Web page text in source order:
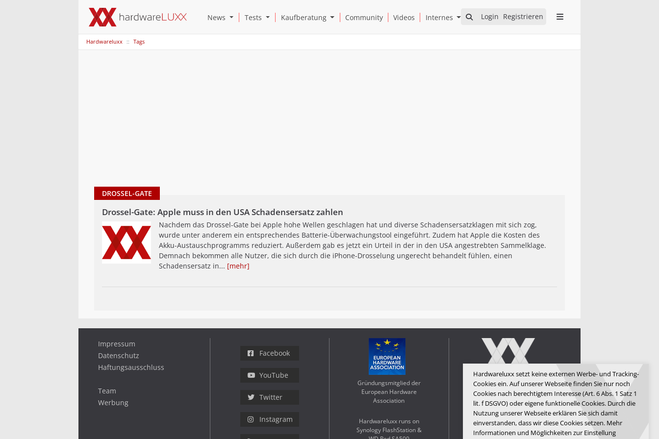
Login Registrieren
News Open News Submenu
Tests Open Tests Submenu
Kaufberatung Open Kaufberatung Submenu
Community Videos Internes Open Internes Submenu
Hardwareluxx Tags
DROSSEL-GATE
Drossel-Gate: Apple muss in den USA Schadensersatz zahlen
Nachdem das Drossel-Gate bei Apple hohe Wellen geschlagen hat und diverse Schadensersatzklagen mit sich zog,
wurde unter anderem ein entsprechendes Batterie-Überwachungstool eingeführt. Zudem hat Apple die Kosten des
Akku-Austauschprogramms reduziert. Außerdem gab es jetzt ein Urteil in der in den USA angestrebten Sammelklage.
Demnach bekommen alle Nutzer, die sich durch die iPhone-Drosselung ungerecht behandelt fühlen, einen
Schadensersatz in... [mehr]
Hardwareluxx setzt keine externen Werbe- und Tracking-
Cookies ein. Auf unserer Webseite finden Sie nur noch
Cookies nach berechtigtem Interesse (Art. 6 Abs. 1 Satz 1
lit. f DSGVO) oder eigene funktionelle Cookies. Durch die
Nutzung unserer Webseite erklären Sie sich damit
einverstanden, dass wir diese Cookies setzen. Mehr
Informationen und Möglichkeiten zur Einstellung
Impressum
Datenschutz
Haftungsausschluss
Team
Werbung
Facebook
YouTube
Twitter
Instagram
Gründungsmitglied der
European Hardware
Association
Hardwareluxx runs on
Synology FlashStation &
Hardwareluxx Media GmbH
© Copyright 2026 Hardwareluxx
Media GmbH